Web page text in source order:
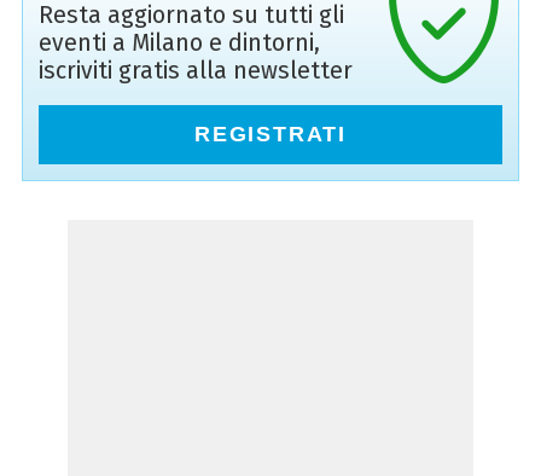
Resta aggiornato su tutti gli
eventi a Milano e dintorni,
iscriviti gratis alla newsletter
REGISTRATI